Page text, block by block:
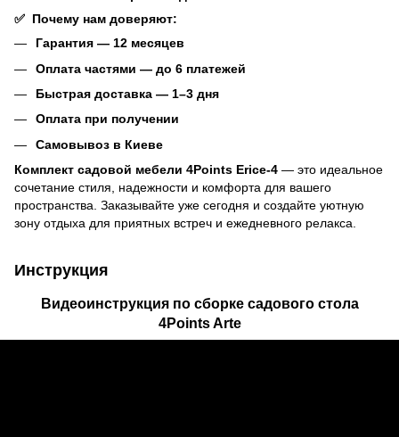
✅ Почему нам доверяют:
Гарантия — 12 месяцев
Оплата частями — до 6 платежей
Быстрая доставка — 1–3 дня
Оплата при получении
Самовывоз в Киеве
Комплект садовой мебели 4Points Erice-4 — это идеальное
сочетание стиля, надежности и комфорта для вашего
пространства. Заказывайте уже сегодня и создайте уютную
зону отдыха для приятных встреч и ежедневного релакса.
Инструкция
Видеоинструкция по сборке садового стола
4Points Arte